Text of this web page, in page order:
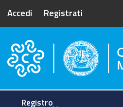
Accedi Registrati
Camera di
Registro